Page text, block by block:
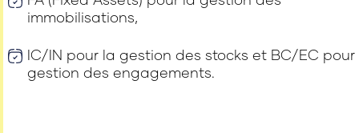
immobilisations,
IC/IN pour la gestion des stocks et BC/EC pour
gestion des engagements.